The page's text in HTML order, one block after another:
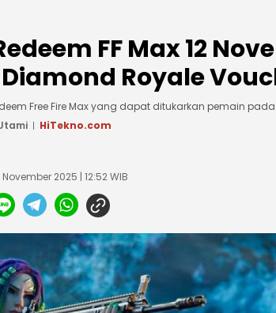
FF Max 12
Royale
Free Fire Max yang dapat ditukarkan pemain pada
HiTekno.com
2025 | 12:52 WIB